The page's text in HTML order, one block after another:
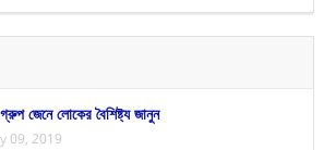
জেনে লোকের বৈশিষ্ট্য জানুন
09, 2019